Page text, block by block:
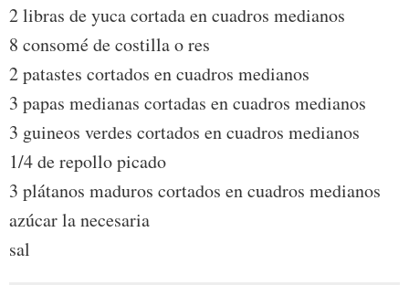
2 libras de yuca cortada en cuadros medianos
8 consomé de costilla o res
2 patastes cortados en cuadros medianos
3 papas medianas cortadas en cuadros medianos
3 guineos verdes cortados en cuadros medianos
1/4 de repollo picado
3 plátanos maduros cortados en cuadros medianos
azúcar la necesaria
sal